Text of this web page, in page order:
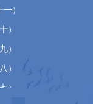
）
）
）
）
）